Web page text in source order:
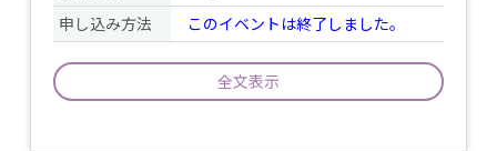
申し込み方法
このイベントは終了しました。
全文表示